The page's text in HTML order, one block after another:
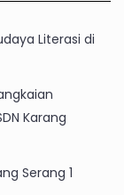
Literasi di
Karang
Serang 1